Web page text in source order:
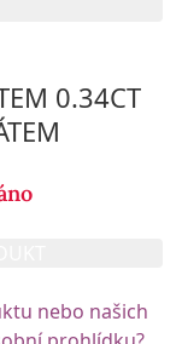
0.34CT
nebo našich